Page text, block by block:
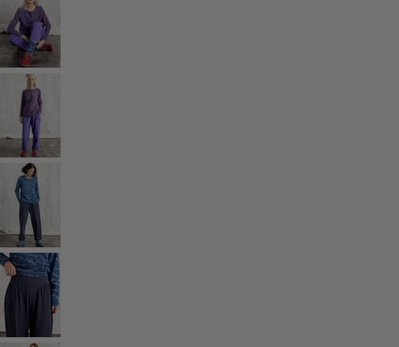
Des vêtements pour les soirées fraîches
Vêtements à motif
Coton
Coton biologique
Maillots de bain et vêtements de plage
Vêtements de fête